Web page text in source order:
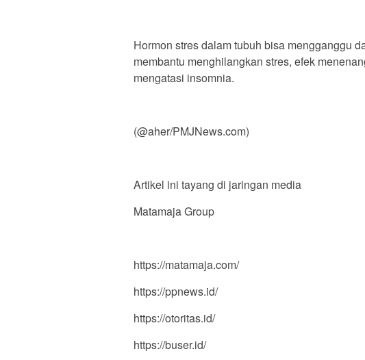
Hormon stres dalam tubuh bisa mengganggu
membantu menghilangkan stres, efek
mengatasi insomnia.
(@aher/PMJNews.com)
Artikel ini tayang di jaringan media
Matamaja Group
https://matamaja.com/
https://ppnews.id/
https://otoritas.id/
https://buser.id/